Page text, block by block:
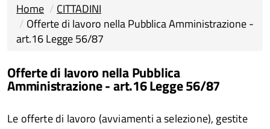
Home
CITTADINI
Offerte di lavoro nella Pubblica Amministrazione -
art.16 Legge 56/87
Offerte di lavoro nella Pubblica
Amministrazione - art.16 Legge 56/87
Le offerte di lavoro (avviamenti a selezione), gestite